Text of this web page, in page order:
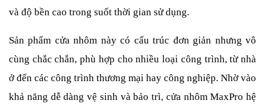
và độ bền cao trong suốt thời gian sử dụng.
Sản phẩm cửa nhôm này có cấu trúc đơn giản nhưng vô
cùng chắc chắn, phù hợp cho nhiều loại công trình, từ nhà
ở đến các công trình thương mại hay công nghiệp. Nhờ vào
khả năng dễ dàng vệ sinh và bảo trì, cửa nhôm MaxPro hệ